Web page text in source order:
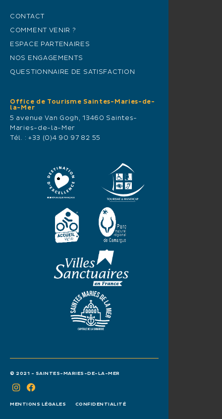
CONTACT
COMMENT VENIR ?
ESPACE PARTENAIRES
NOS ENGAGEMENTS
QUESTIONNAIRE DE SATISFACTION
Office de Tourisme Saintes-Maries-de-
la-Mer
5 avenue Van Gogh, 13460 Saintes-
Maries-de-la-Mer
Tél. : +33 (0)4 90 97 82 55
© 2021 - SAINTES-MARIES-DE-LA-MER
MENTIONS LÉGALES CONFIDENTIALITÉ